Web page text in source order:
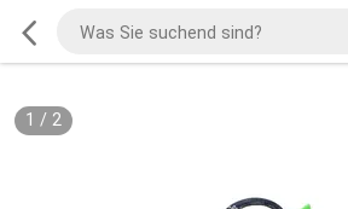
1 / 2